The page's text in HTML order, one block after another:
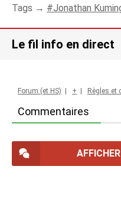
Tags → Jonathan
Le fil info en direct
Commentaires
Forum (et HS) | + | Règles et